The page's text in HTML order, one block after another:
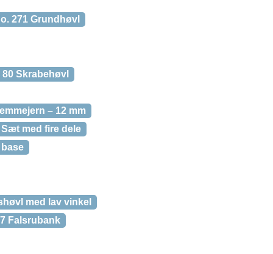
271 Grundhøvl
Skrabehøvl
– 12 mm
med fire dele
med lav vinkel
Falsrubank